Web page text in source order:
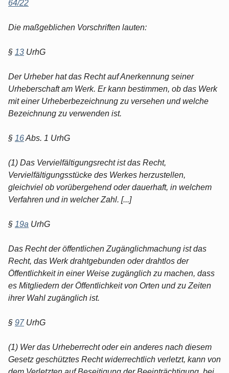
64/22
Die maßgeblichen Vorschriften lauten:
§ 13 UrhG
Der Urheber hat das Recht auf Anerkennung seiner
Urheberschaft am Werk. Er kann bestimmen, ob das Werk
mit einer Urheberbezeichnung zu versehen und welche
Bezeichnung zu verwenden ist.
§ 16Abs. 1 UrhG
(1) Das Vervielfältigungsrecht ist das Recht,
Vervielfältigungsstücke des Werkes herzustellen,
gleichviel ob vorübergehend oder dauerhaft, in welchem
Verfahren und in welcher Zahl. [...]
§ 19a UrhG
Das Recht der öffentlichen Zugänglichmachung ist das
Recht, das Werk drahtgebunden oder drahtlos der
Öffentlichkeit in einer Weise zugänglich zu machen, dass
es Mitgliedern der Öffentlichkeit von Orten und zu Zeiten
ihrer Wahl zugänglich ist.
§ 97UrhG
(1) Wer das Urheberrecht oder ein anderes nach diesem
Gesetz geschütztes Recht widerrechtlich verletzt, kann von